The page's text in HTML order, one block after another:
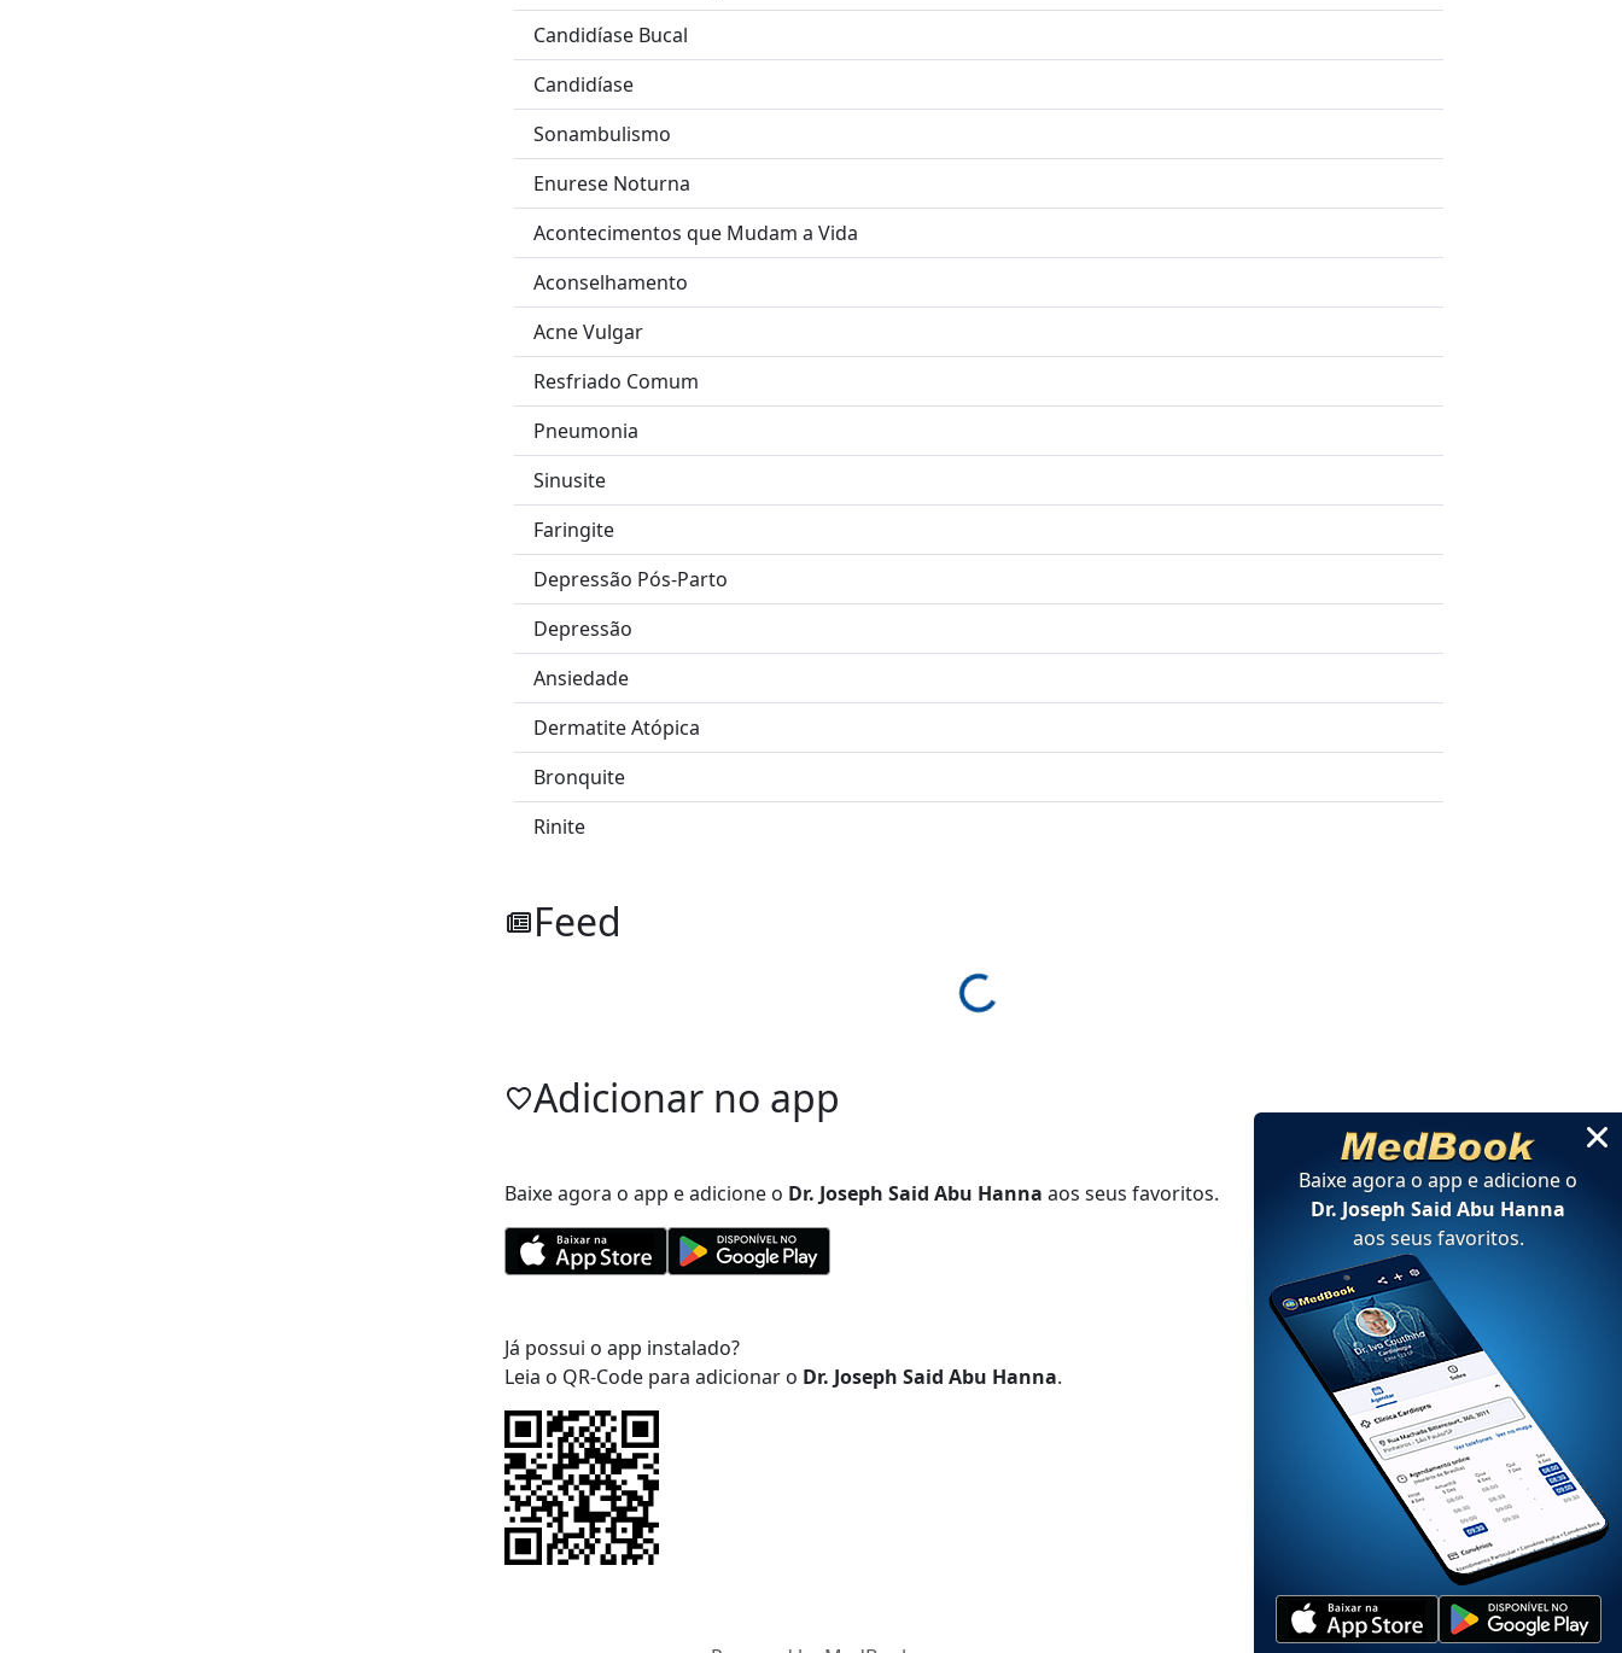
Candidíase Bucal
Candidíase
Sonambulismo
Enurese Noturna
Acontecimentos que Mudam a Vida
Aconselhamento
Acne Vulgar
Resfriado Comum
Pneumonia
Sinusite
Faringite
Depressão Pós-Parto
Depressão
Ansiedade
Dermatite Atópica
Bronquite
Rinite
Feed Loading...
Adicionar no app
Baixe agora o app e adicione o Dr. Joseph Said Abu Hanna aos seus favoritos.
Já possui o app instalado?
Leia o QR-Code para adicionar o Dr. Joseph Said Abu Hanna.
Baixe agora o app e adicioneo
Dr. Joseph Said Abu Hanna
aos seus favoritos.